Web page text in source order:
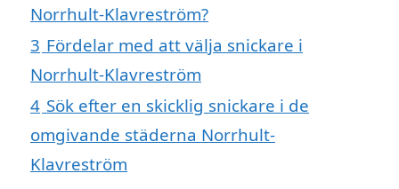
Norrhult-Klavreström?
3 Fördelar med att välja snickare i
Norrhult-Klavreström
4 Sök efter en skicklig snickare i de
omgivande städerna Norrhult-
Klavreström